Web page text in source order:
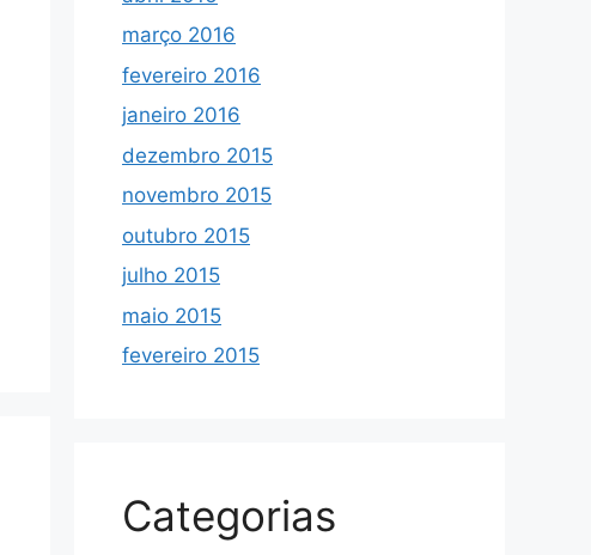
março 2016
fevereiro 2016
janeiro 2016
dezembro 2015
novembro 2015
outubro 2015
julho 2015
maio 2015
fevereiro 2015
Categorias